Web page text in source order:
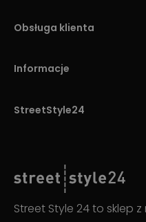
Obsługa klienta
Informacje
StreetStyle24
Street Style 24 to sklep